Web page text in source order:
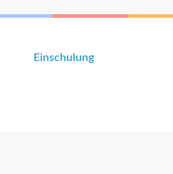
Einschulung